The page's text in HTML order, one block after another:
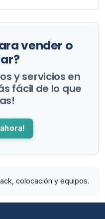
vender o
y servicios en
fácil de lo que
colocación y equipos.